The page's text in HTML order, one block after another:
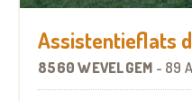
Assistentieflats
8560 WEVELGEM - 89